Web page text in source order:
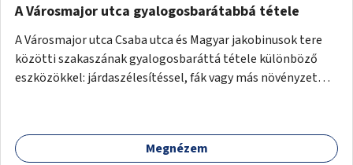
A Városmajor utca gyalogosbarátabbá tétele
A Városmajor utca Csaba utca és Magyar jakobinusok tere
közötti szakaszának gyalogosbaráttá tétele különböző
eszközökkel: járdaszélesítéssel, fák vagy más növényzet
Megnézem